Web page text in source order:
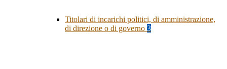
Titolari di incarichi politici, di amministrazione,
di direzione o di governo 3